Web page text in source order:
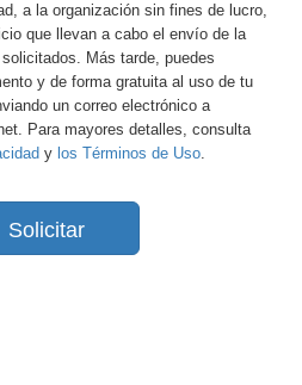
a la organización sin fines de lucro,
que llevan a cabo el envío de la
Más tarde, puedes
y de forma gratuita al uso de tu
un correo electrónico a
Para mayores detalles, consulta
y los Términos de Uso.
Solicitar